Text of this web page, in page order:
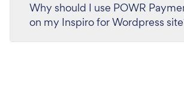
Why should I use POWR
on my Inspiro for Wordpress